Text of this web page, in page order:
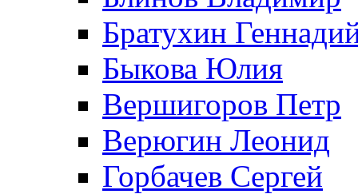
Братухин
Быкова Юлия
Вершигоров Петр
Верюгин Леонид
Горбачев Сергей